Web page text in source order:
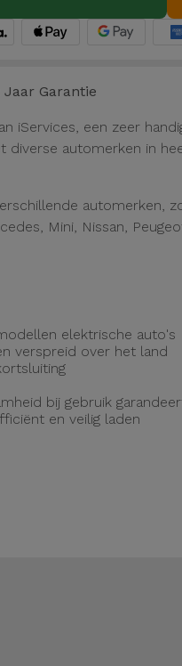
Garantie
iServices, een zeer
automerken in
automerken,
Mini, Nissan,
elektrische auto's
verspreid over het land
bij gebruik
en veilig laden